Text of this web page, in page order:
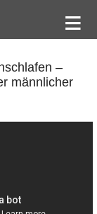
–
männlicher